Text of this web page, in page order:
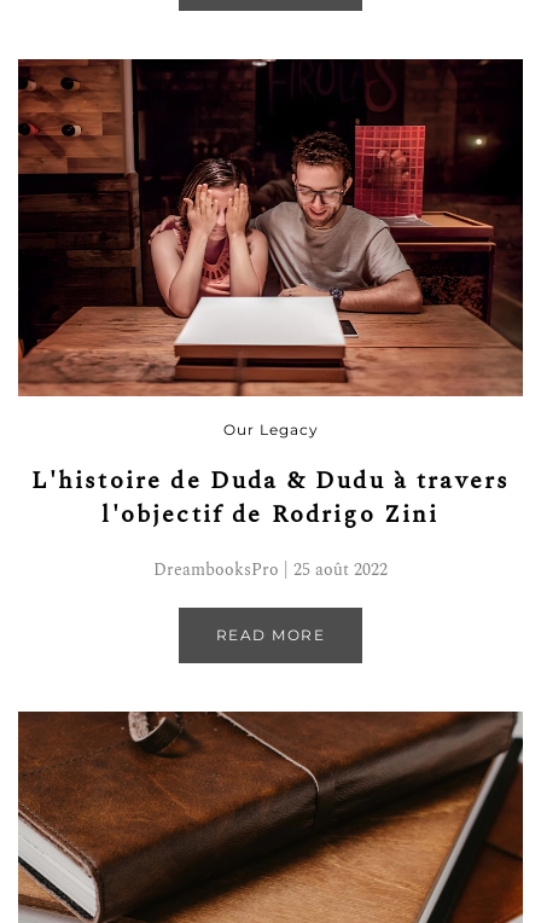
Our Legacy
L'histoire de Duda & Dudu à travers
l'objectif de Rodrigo Zini
DreambooksPro | 25 août 2022
READ MORE